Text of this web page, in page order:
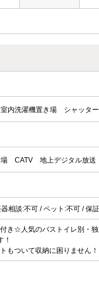
室内洗濯機置き場 シャッタ
CATV 地上デジタル放送
相談:不可 / ペット:不可 / 保
き☆人気のバストイレ別・独
！
もついて収納に困りません！